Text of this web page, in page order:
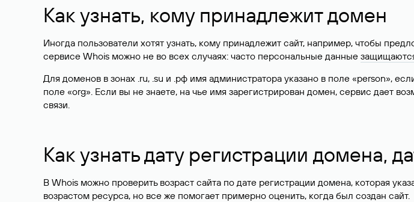
Как узнать, кому принадлежит домен
Иногда пользователи хотят узнать, кому принадлежит сайт, например, чтобы
сервисе Whois можно не во всех случаях: часто персональные данные
Для доменов в зонах .ru, .su и .рф имя администратора указано в поле «person»,
поле «org». Если вы не знаете, на чье имя зарегистрирован домен, сервис дает
связи.
Как узнать дату регистрации домена,
В Whois можно проверить возраст сайта по дате регистрации домена, которая
возрастом ресурса, но все же помогает примерно оценить, когда был создан сайт.